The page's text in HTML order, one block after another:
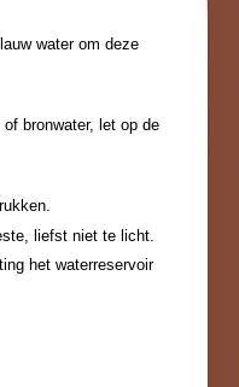
water om deze
bronwater, let op de
liefst niet te licht.
het waterreservoir
water voor je